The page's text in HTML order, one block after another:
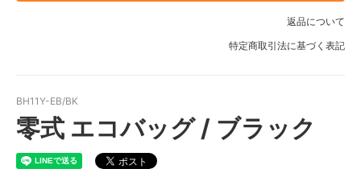
返品について
特定商取引法に基づく表記
BH11Y-EB/BK
零式 エコバッグ / ブラック